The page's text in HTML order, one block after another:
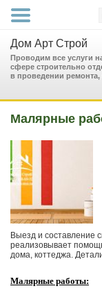
Дом Арт Строй
Проводим все услуги
сфере строительно
в проведении
Малярные
Выезд и составление
реализовывает
дома, коттеджа.
Малярные работы: